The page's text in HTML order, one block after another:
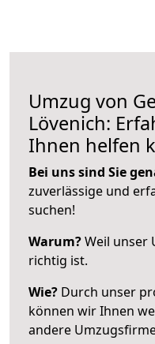
Umzug von
Lövenich:
Ihnen helfen
Bei uns sind Sie
zuverlässige und
suchen!
Warum?Weil unser
richtig ist.
Wie? Durch unser
können wir Ihnen
andere